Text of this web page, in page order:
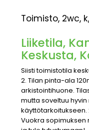
Toimisto, 2wc,
Liiketila,
Keskusta,
Siisti toimistotila
2. Tilan pinta-ala
arkistointihuone.
mutta soveltuu
käyttötarkoitukseen.
Vuokra sopimuksen